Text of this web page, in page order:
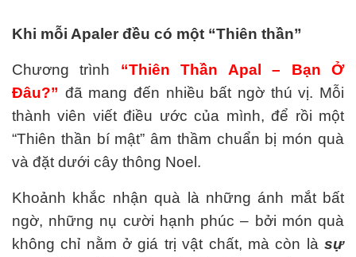
Khi mỗi Apaler đều có một “Thiên thần”
Chương trình “Thiên Thần Apal – Bạn Ở
Đâu?” đã mang đến nhiều bất ngờ thú vị. Mỗi
thành viên viết điều ước của mình, để rồi một
“Thiên thần bí mật” âm thầm chuẩn bị món quà
và đặt dưới cây thông Noel.
Khoảnh khắc nhận quà là những ánh mắt bất
ngờ, những nụ cười hạnh phúc – bởi món quà
không chỉ nằm ở giá trị vật chất, mà còn là sự